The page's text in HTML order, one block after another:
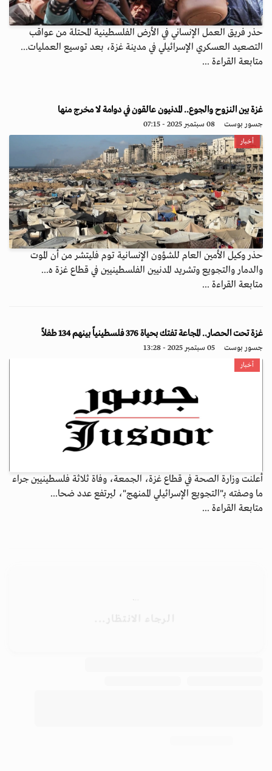
حذر فريق العمل الإنساني في الأرض الفلسطينية المحتلة من عواقب
التصعيد العسكري الإسرائيلي في مدينة غزة، بعد توسيع العمليات...
متابعة القراءة ...
غزة بين النزوح والجوع.. المدنيون عالقون في دوامة لا مخرج منها
جسور بوست 08 سبتمبر 2025 - 07:15
أخبار
حذر وكيل الأمين العام للشؤون الإنسانية توم فليتشر من أن الموت
والدمار والتجويع وتشريد المدنيين الفلسطينيين في قطاع غزة ه...
متابعة القراءة ...
غزة تحت الحصار.. المجاعة تفتك بحياة 376 فلسطينياً بينهم 134 طفلاً
جسور بوست 05 سبتمبر 2025 - 13:28
أخبار
أعلنت وزارة الصحة في قطاع غزة، الجمعة، وفاة ثلاثة فلسطينيين جراء
ما وصفته بـ"التجويع الإسرائيلي الممنهج"، ليرتفع عدد ضحا...
متابعة القراءة ...